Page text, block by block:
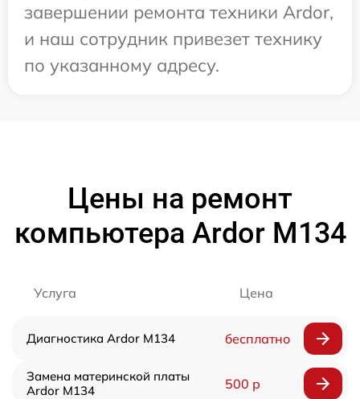
завершении ремонта техники Ardor,
и наш сотрудник привезет технику
по указанному адресу.
Цены на ремонт
компьютера Ardor M134
Услуга Цена
Диагностика Ardor M134 бесплатно
Замена материнской платы
Ardor M134
500 р